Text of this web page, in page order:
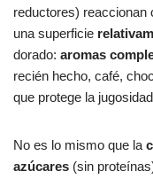
reductores) reaccionan
una superficie
dorado: aromas
recién hecho, café,
que protege la
No es lo mismo que la
azúcares (sin